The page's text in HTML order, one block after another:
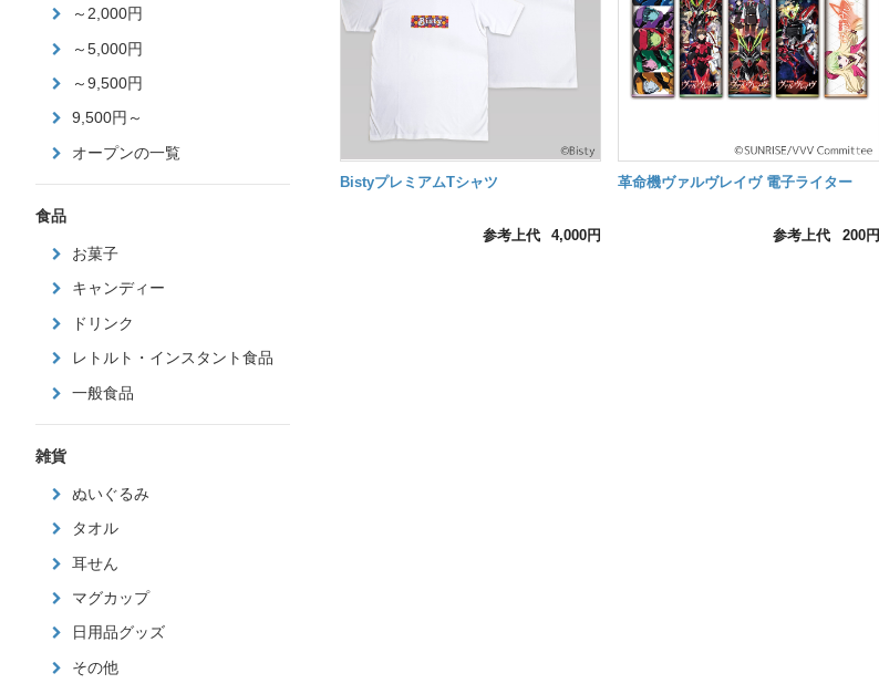
BistyプレミアムTシャツ
参考上代 4,000円
革命機ヴァルヴレイヴ 電子ライター
参考上代 200円
～2,000円
～5,000円
～9,500円
9,500円～
オープンの一覧
食品
お菓子
キャンディー
ドリンク
レトルト・インスタント食品
一般食品
雑貨
ぬいぐるみ
タオル
耳せん
マグカップ
日用品グッズ
その他